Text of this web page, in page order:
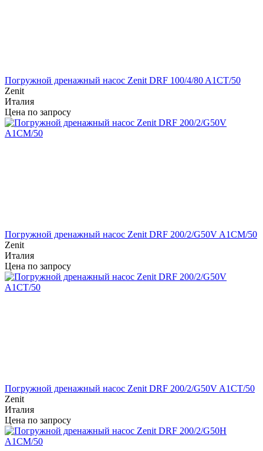
Погружной дренажный насос Zenit DRF 100/4/80 A1CT/50
Zenit
Италия
Цена по запросу
Погружной дренажный насос Zenit DRF 200/2/G50V A1CM/50
Zenit
Италия
Цена по запросу
Погружной дренажный насос Zenit DRF 200/2/G50V A1CT/50
Zenit
Италия
Цена по запросу